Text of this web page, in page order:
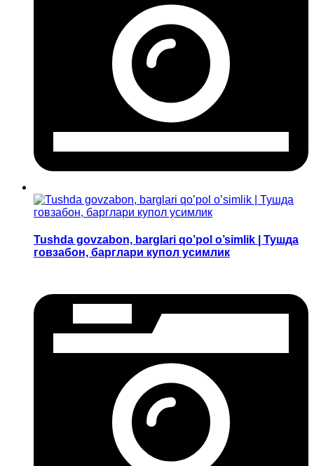
Tushda govzabon, barglari qo’pol o’simlik | Тушда
говзабон, барглари купол усимлик